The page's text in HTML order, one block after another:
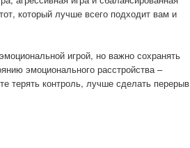
который лучше всего подходит вам и
игрой, но важно сохранять
эмоционального расстройства –
терять контроль, лучше сделать перерыв